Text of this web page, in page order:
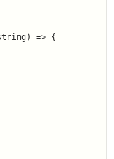
string) => {